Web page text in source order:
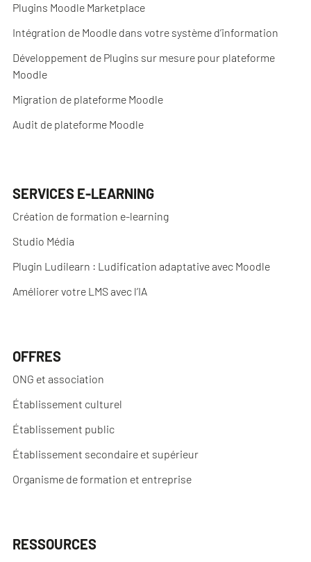
Plugins Moodle Marketplace
Intégration de Moodle dans votre système d’information
Développement de Plugins sur mesure pour plateforme
Moodle
Migration de plateforme Moodle
Audit de plateforme Moodle
SERVICES E-LEARNING
Création de formation e-learning
Studio Média
Plugin Ludilearn : Ludification adaptative avec Moodle
Améliorer votre LMS avec l’IA
OFFRES
ONG et association
Établissement culturel
Établissement public
Établissement secondaire et supérieur
Organisme de formation et entreprise
RESSOURCES